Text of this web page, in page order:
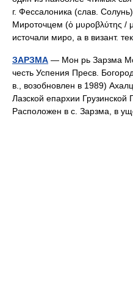
г. Фессалоника (слав.
Мироточцем (ὁ μυροβλύτης /
источали миро, а в визант.
ЗАРЗМА — Мон рь Зарзма
честь Успения Пресв.
в., возобновлен в 1989)
Лазской епархии Грузинской
Расположен в с. Зарзма, в